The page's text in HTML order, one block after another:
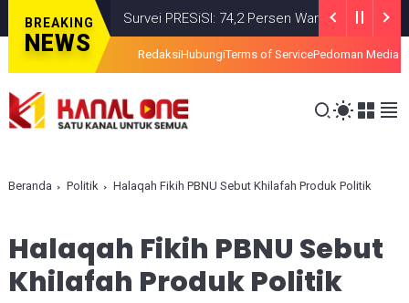
BREAKING
NEWS
Survei PRESiSI: 74,2 Persen Warga Puas dengan Satu
RedaksiHubungiTerms of ServicePedoman Media
Beranda Politik Halaqah Fikih PBNU Sebut Khilafah Produk Politik
Halaqah Fikih PBNU Sebut
Khilafah Produk Politik